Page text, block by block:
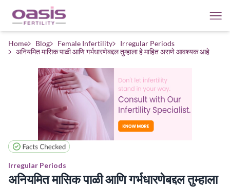
Home Blog Female Infertility
Irregular Periods
अनियमित मासिक पाळी आणि गर्भधारणेबद्दल तुम्हाला हे माहित असणे आवश्यक आहे
Irregular Periods
अनियमित मासिक पाळी आणि गर्भधारणेबद्दल तुम्हाला